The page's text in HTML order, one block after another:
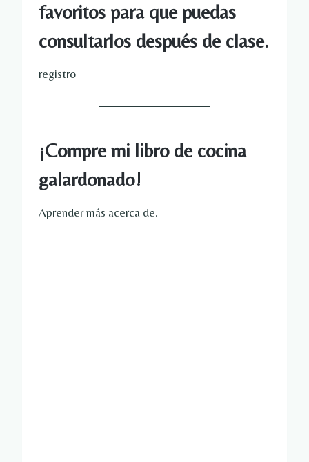
favoritos para que puedas
consultarlos después de clase.
registro
¡Compre mi libro de cocina
galardonado!
Aprender más acerca de.